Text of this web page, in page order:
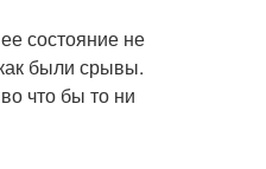
состояние не
были срывы.
что бы то ни